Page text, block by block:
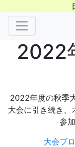
2022
2022年度の秋季
大会に引き続き、
参
大会プ